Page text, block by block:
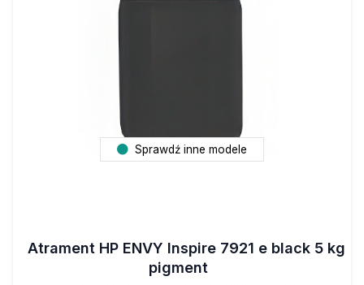
Sprawdź inne modele
Atrament HP ENVY Inspire 7921 e black 5 kg
pigment